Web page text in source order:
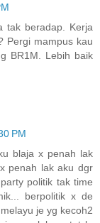
tak beradap. Kerja
Pergi mampus kau
BR1M. Lebih baik
PM
blaja x penah lak
penah lak aku dgr
politik tak time
berpolitik x de
je yg kecoh2